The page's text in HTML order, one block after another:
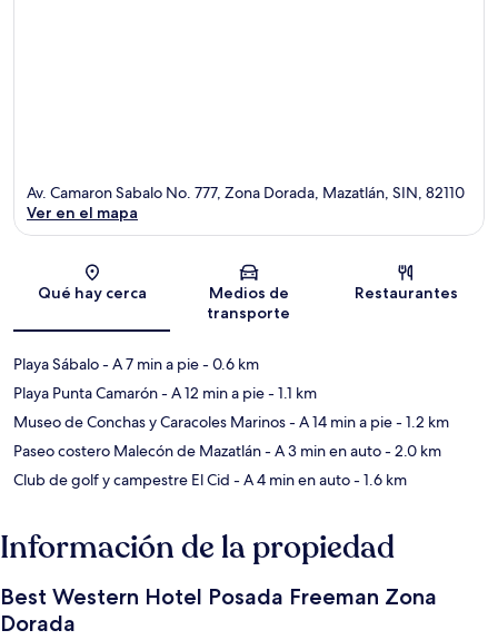
Sección del mapa
Av. Camaron Sabalo No. 777, Zona Dorada, Mazatlán, SIN, 82110
Ver en el mapa
Qué hay cerca
Medios de
transporte
Restaurantes
Playa Sábalo- A 7 min a pie- 0.6 km
Playa Punta Camarón- A 12 min a pie- 1.1 km
Museo de Conchas y Caracoles Marinos- A 14 min a pie- 1.2 km
Paseo costero Malecón de Mazatlán- A 3 min en auto- 2.0 km
Club de golf y campestre El Cid - A 4 min en auto- 1.6 km
Información de la propiedad
Best Western Hotel Posada Freeman Zona
Dorada